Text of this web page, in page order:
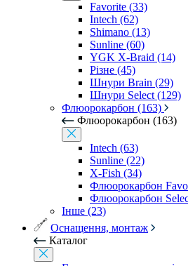
Favorite (33)
Intech (62)
Shimano (13)
Sunline (60)
YGK X-Braid (14)
Різне (45)
Шнури Brain (29)
Шнури Select (129)
Флюорокарбон (163)
Флюорокарбон (163)
Intech (63)
Sunline (22)
X-Fish (34)
Флюорокарбон
Флюорокарбон
Інше (23)
Оснащення, монтаж
Каталог